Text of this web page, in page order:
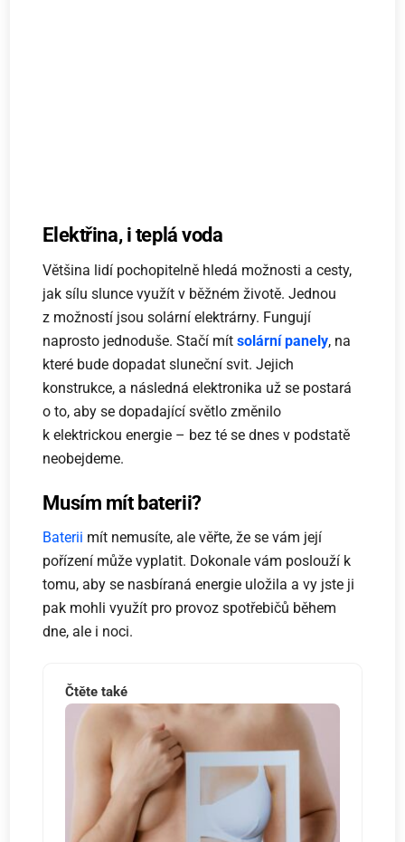
Elektřina, i teplá voda
Většina lidí pochopitelně hledá možnosti a cesty,
jak sílu slunce využít v běžném životě. Jednou
z možností jsou solární elektrárny. Fungují
naprosto jednoduše. Stačí mítsolární panely, na
které bude dopadat sluneční svit. Jejich
konstrukce, a následná elektronika už se postará
o to, aby se dopadající světlo změnilo
k elektrickou energie – bez té se dnes v podstatě
neobejdeme.
Musím mít baterii?
Baterii mít nemusíte, ale věřte, že se vám její
pořízení může vyplatit. Dokonale vám poslouží k
tomu, aby se nasbíraná energie uložila a vy jste ji
pak mohli využít pro provoz spotřebičů během
dne, ale i noci.
Čtěte také